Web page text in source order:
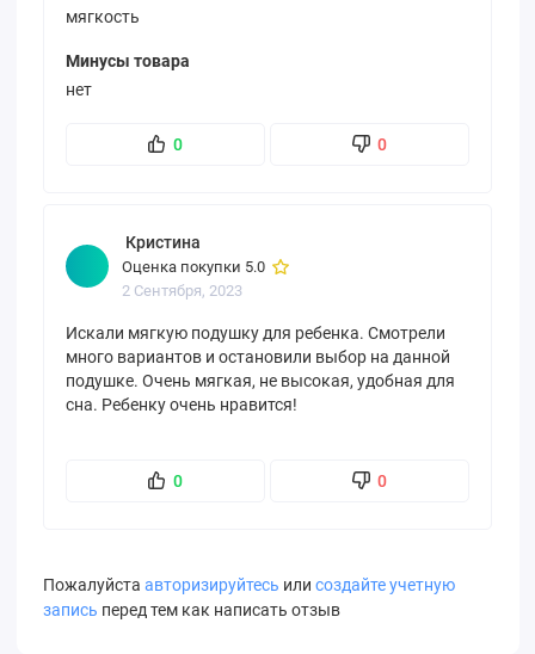
мягкость
Минусы товара
нет
0 0
Кристина
Оценка покупки 5.0
2 Сентября, 2023
Искали мягкую подушку для ребенка. Смотрели
много вариантов и остановили выбор на данной
подушке. Очень мягкая, не высокая, удобная для
сна. Ребенку очень нравится!
0 0
Пожалуйста авторизируйтесь или создайте учетную
запись перед тем как написать отзыв